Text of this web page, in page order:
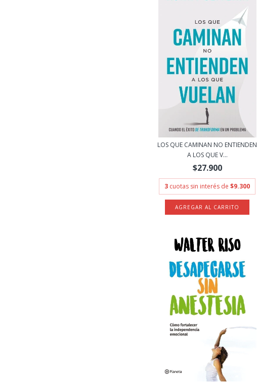
LOS QUE CAMINAN NO ENTIENDEN
A LOS QUE V...
$27.900
3 cuotas sin interés de$9.300